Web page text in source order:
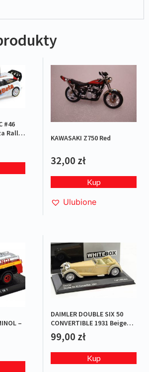
#46
Rally
KAWASAKI Z750 Red
32,00 zł
Kup
Ulubione
–
DAIMLER DOUBLE SIX 50
CONVERTIBLE 1931 Beige
L.E.1/1000
99,00 zł
Kup